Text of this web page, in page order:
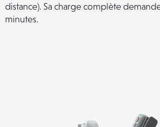
distance). Sa charge complète
minutes.